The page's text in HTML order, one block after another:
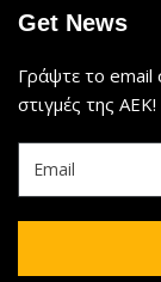
Get News
Γράψτε το email
στιγμές της ΑΕΚ!